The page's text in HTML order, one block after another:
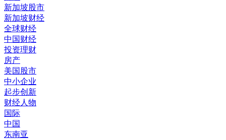
新加坡股市
新加坡财经
全球财经
中国财经
投资理财
房产
美国股市
中小企业
起步创新
财经人物
国际
中国
东南亚